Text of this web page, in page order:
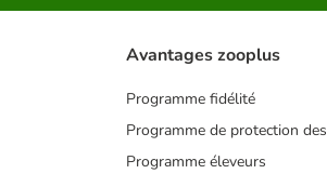
Avantages zooplus
Programme fidélité
Programme de protection
Programme éleveurs